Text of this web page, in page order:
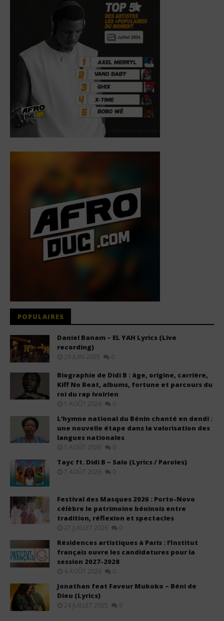
POPULAIRES
Daniel Banam – EL YAH Lyrics (Live
recording)
29 JUIN 2025 0
Biographie de Didi B : âge, origine, carrière,
Kiff No Beat, albums, fortune et parcours du
roi du rap ivoirien
1 AOÛT 2026 0
L’hymne national du Bénin chanté en dendi :
une nouvelle étape dans la valorisation des
langues nationales
1 AOÛT 2026 0
Tayc ft. Didi B – Salo (Lyrics / Paroles)
7 AOÛT 2026 0
Festival des Masques 2026 : Porto-Novo
célèbre le patrimoine béninois entre
tradition, réflexion et spectacles
27 JUILLET 2026 0
Résidences artistiques à Paris : l’Institut
français ouvre les candidatures pour la
session 2027-2028
4 AOÛT 2026 0
Jonathan feat Faveur Mukoko – Béni de
Dieu (Lyrics)
24 JUILLET 2025 0